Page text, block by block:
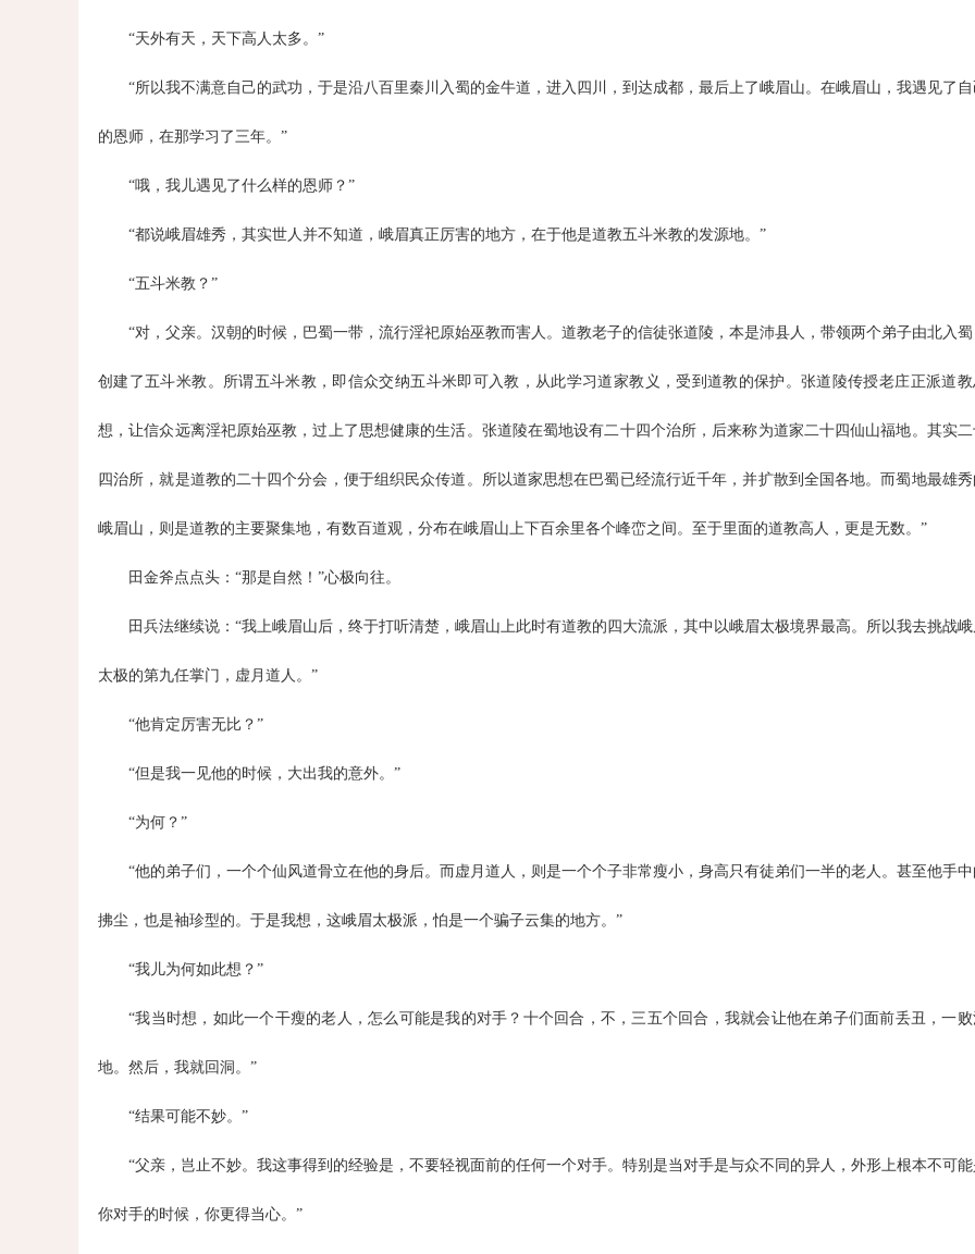
“天外有天，天下高人太多。”
“所以我不满意自己的武功，于是沿八百里秦川入蜀的金牛道，进入四川，到达成都，最后上了峨眉山。在峨眉山，我遇见了
的恩师，在那学习了三年。”
“哦，我儿遇见了什么样的恩师？”
“都说峨眉雄秀，其实世人并不知道，峨眉真正厉害的地方，在于他是道教五斗米教的发源地。”
“五斗米教？”
“对，父亲。汉朝的时候，巴蜀一带，流行淫祀原始巫教而害人。道教老子的信徒张道陵，本是沛县人，带领两个弟子由北入
创建了五斗米教。所谓五斗米教，即信众交纳五斗米即可入教，从此学习道家教义，受到道教的保护。张道陵传授老庄正派道
想，让信众远离淫祀原始巫教，过上了思想健康的生活。张道陵在蜀地设有二十四个治所，后来称为道家二十四仙山福地。其实
四治所，就是道教的二十四个分会，便于组织民众传道。所以道家思想在巴蜀已经流行近千年，并扩散到全国各地。而蜀地最雄
峨眉山，则是道教的主要聚集地，有数百道观，分布在峨眉山上下百余里各个峰峦之间。至于里面的道教高人，更是无数。”
田金斧点点头：“那是自然！”心极向往。
田兵法继续说：“我上峨眉山后，终于打听清楚，峨眉山上此时有道教的四大流派，其中以峨眉太极境界最高。所以我去挑战
太极的第九任掌门，虚月道人。”
“他肯定厉害无比？”
“但是我一见他的时候，大出我的意外。”
“为何？”
“他的弟子们，一个个仙风道骨立在他的身后。而虚月道人，则是一个个子非常瘦小，身高只有徒弟们一半的老人。甚至他手
拂尘，也是袖珍型的。于是我想，这峨眉太极派，怕是一个骗子云集的地方。”
“我儿为何如此想？”
“我当时想，如此一个干瘦的老人，怎么可能是我的对手？十个回合，不，三五个回合，我就会让他在弟子们面前丢丑，一
地。然后，我就回洞。”
“结果可能不妙。”
“父亲，岂止不妙。我这事得到的经验是，不要轻视面前的任何一个对手。特别是当对手是与众不同的异人，外形上根本不可
你对手的时候，你更得当心。”